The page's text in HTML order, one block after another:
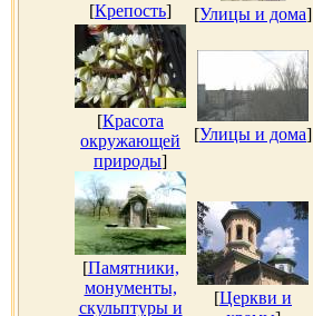
[Крепость] [Улицы и дома]
[Красота
окружающей
природы]
[Улицы и дома]
[Памятники,
монументы,
скульптуры и
[Церкви и